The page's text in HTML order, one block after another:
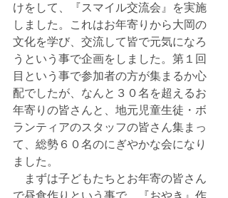
けをして、『スマイル交流会』を実施
しました。これはお年寄りから大岡の
文化を学び、交流して皆で元気になろ
うという事で企画をしました。第１回
目という事で参加者の方が集まるか心
配でしたが、なんと３０名を超えるお
年寄りの皆さんと、地元児童生徒・ボ
ランティアのスタッフの皆さん集まっ
て、総勢６０名のにぎやかな会になり
ました。
まずは子どもたちとお年寄の皆さん
で昼食作りという事で、『おやき』作